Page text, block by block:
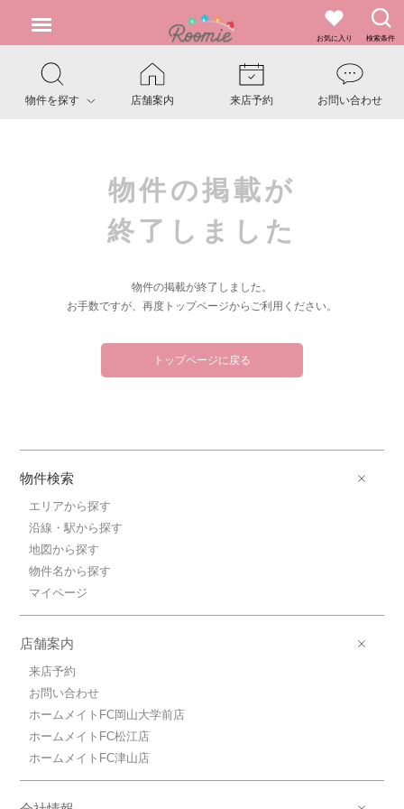
お気に入り 検索条件
物件を探す 店舗案内 来店予約 お問い合わせ
物件の掲載が
終了しました
物件の掲載が終了しました。
お手数ですが、再度トップページからご利用ください。
トップページに戻る
物件検索
エリアから探す
沿線・駅から探す
地図から探す
物件名から探す
マイページ
店舗案内
来店予約
お問い合わせ
ホームメイトFC岡山大学前店
ホームメイトFC松江店
ホームメイトFC津山店